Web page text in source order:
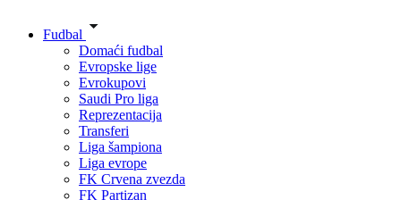
Fudbal
Domaći fudbal
Evropske lige
Evrokupovi
Saudi Pro liga
Reprezentacija
Transferi
Liga šampiona
Liga evrope
FK Crvena zvezda
FK Partizan